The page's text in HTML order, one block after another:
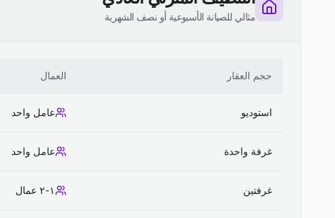
مثالي للصيانة الأسبوعية أو نصف الشهرية
حجم العقار العمال
استوديو عامل واحد
غرفة واحدة عامل واحد
غرفتين ١-٢ عمال